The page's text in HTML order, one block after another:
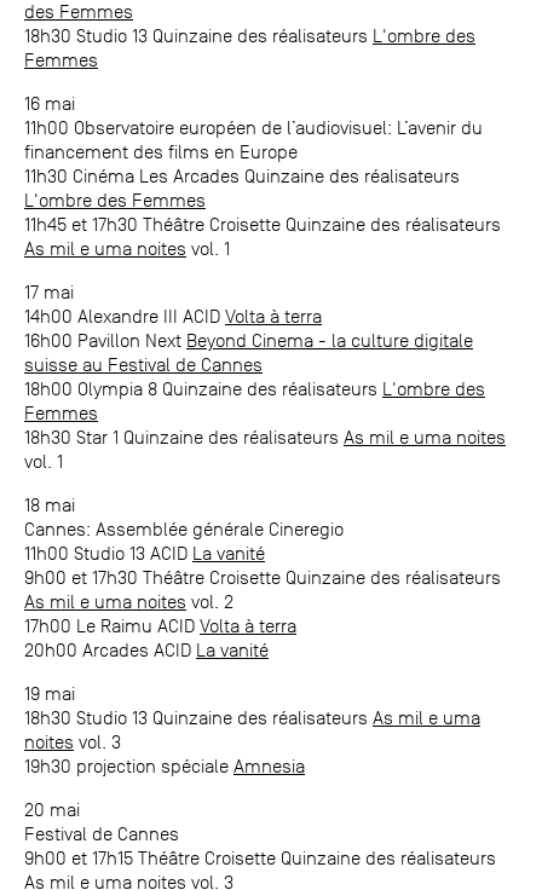
des Femmes
18h30 Studio 13 Quinzaine des réalisateurs L'ombre des
Femmes
16 mai
11h00 Observatoire européen de l’audiovisuel: L’avenir du
financement des films en Europe
11h30 Cinéma Les Arcades Quinzaine des réalisateurs
L'ombre des Femmes
11h45 et 17h30 Théâtre Croisette Quinzaine des réalisateurs
As mil e uma noites vol. 1
17 mai
14h00 Alexandre III ACID Volta à terra
16h00 Pavillon Next Beyond Cinema - la culture digitale
suisse au Festival de Cannes
18h00 Olympia 8 Quinzaine des réalisateurs L'ombre des
Femmes
18h30 Star 1 Quinzaine des réalisateurs As mil e uma noites
vol. 1
18 mai
Cannes: Assemblée générale Cineregio
11h00 Studio 13 ACID La vanité
9h00 et 17h30 Théâtre Croisette Quinzaine des réalisateurs
As mil e uma noites vol. 2
17h00 Le Raimu ACID Volta à terra
20h00 Arcades ACID La vanité
19 mai
18h30 Studio 13 Quinzaine des réalisateurs As mil e uma
noites vol. 3
19h30 projection spéciale Amnesia
20 mai
Festival de Cannes
9h00 et 17h15 Théâtre Croisette Quinzaine des réalisateurs
As mil e uma noites vol. 3